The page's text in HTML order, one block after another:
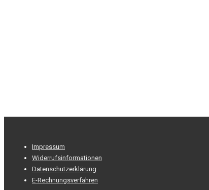
Footer-
Menü
Impressum
Widerrufsinformationen
Datenschutzerklärung
E-Rechnungsverfahren